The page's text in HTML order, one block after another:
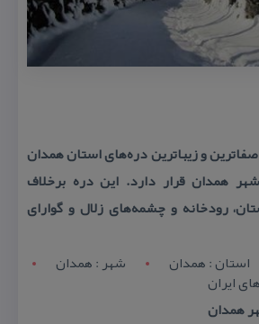
و زیباترین دره‌های استان همدان
همدان قرار دارد. این دره برخلاف
رودخانه و چشمه‌های زلال و گوارای
استان : همدان شهر : همدان
ایران
همدان